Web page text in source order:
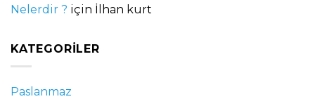
Nelerdir ? için İlhan kurt
KATEGORILER
Paslanmaz